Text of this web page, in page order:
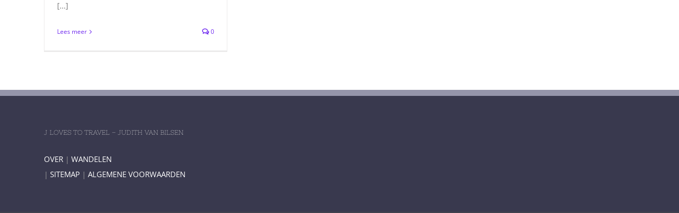
[...]
Lees meer 0
J LOVES TO TRAVEL – JUDITH VAN BILSEN
OVER | WANDELEN
| SITEMAP | ALGEMENE VOORWAARDEN